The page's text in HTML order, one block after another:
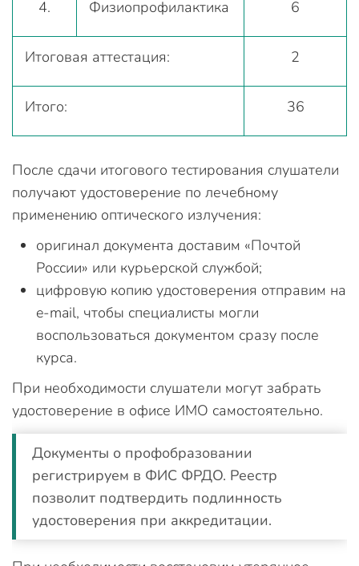
4. Физиопрофилактика 6
Итоговая аттестация: 2
Итого: 36
После сдачи итогового тестирования слушатели
получают удостоверение по лечебному
применению оптического излучения:
оригинал документа доставим «Почтой
России» или курьерской службой;
цифровую копию удостоверения отправим на
e-mail, чтобы специалисты могли
воспользоваться документом сразу после
курса.
При необходимости слушатели могут забрать
удостоверение в офисе ИМО самостоятельно.
Документы о профобразовании
регистрируем в ФИС ФРДО. Реестр
позволит подтвердить подлинность
удостоверения при аккредитации.